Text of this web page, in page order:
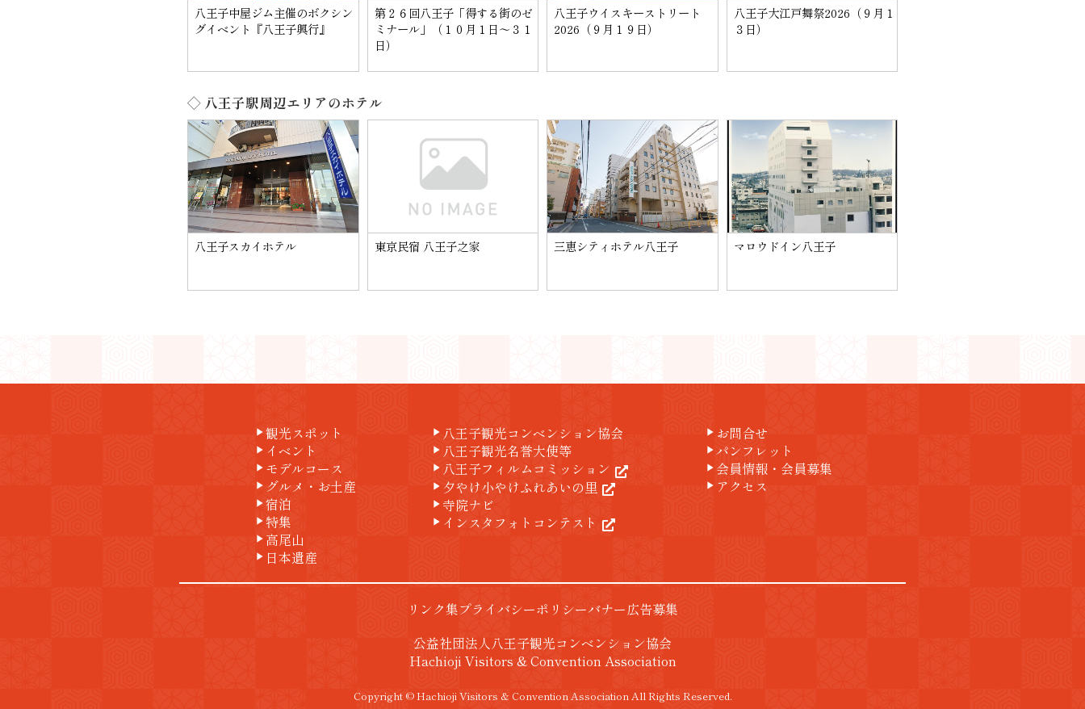
八王子中屋ジム主催のボクシン
グイベント『八王子興行』
第２６回八王子「得する街のゼ
ミナール」（１０月１日～３１
日）
八王子ウイスキーストリート
2026（９月１９日）
八王子大江戸舞祭2026（９月１
３日）
◇ 八王子駅周辺エリアのホテル
八王子スカイホテル 東京民宿 八王子之家 三恵シティホテル八王子 マロウドイン八王子
play_arrow観光スポット
play_arrow イベント
play_arrow モデルコース
play_arrow グルメ・お土産
play_arrow宿泊
play_arrow 特集
play_arrow 高尾山
play_arrow 日本遺産
play_arrow 八王子観光コンベンション協会
play_arrow 八王子観光名誉大使等
play_arrow 八王子フィルムコミッション
play_arrow 夕やけ小やけふれあいの里
play_arrow 寺院ナビ
play_arrow インスタフォトコンテスト
play_arrow お問合せ
play_arrowパンフレット
play_arrow 会員情報・会員募集
play_arrow アクセス
リンク集プライバシーポリシーバナー広告募集
公益社団法人八王子観光コンベンション協会
Hachioji Visitors & Convention Association
Copyright © Hachioji Visitors & Convention Association All Rights Reserved.